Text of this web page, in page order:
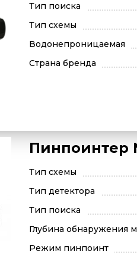
Тип поиска
Тип схемы
Водонепроницаемая
Страна бренда
Пинпоинтер
Тип схемы
Тип детектора
Тип поиска
Глубина обнаружения
Режим пинпоинт